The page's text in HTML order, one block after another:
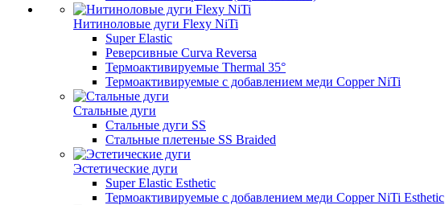
Нитиноловые дуги Flexy NiTi
Super Elastic
Реверсивные Curva Reversa
Термоактивируемые Thermal 35°
Термоактивируемые с добавлением меди Copper NiTi
Стальные дуги
Стальные дуги SS
Стальные плетеные SS Braided
Эстетические дуги
Super Elastic Esthetic
Термоактивируемые с добавлением меди Copper NiTi Esthetic